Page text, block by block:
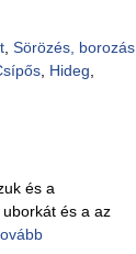
, Sörözés, borozás,
, Hideg
és a
és a az